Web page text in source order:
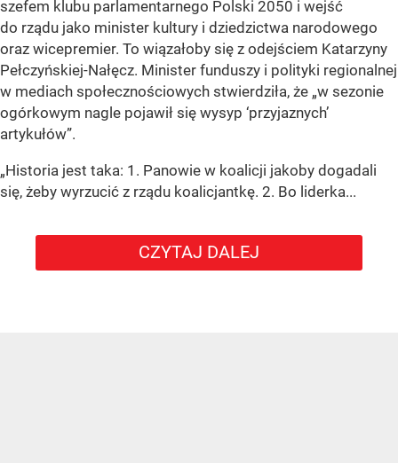
szefem klubu parlamentarnego Polski 2050 i wejść
do rządu jako minister kultury i dziedzictwa narodowego
oraz wicepremier. To wiązałoby się z odejściem Katarzyny
Pełczyńskiej-Nałęcz. Minister funduszy i polityki regionalnej
w mediach społecznościowych stwierdziła, że „w sezonie
ogórkowym nagle pojawił się wysyp ‘przyjaznych’
artykułów”.
„Historia jest taka: 1. Panowie w koalicji jakoby dogadali
się, żeby wyrzucić z rządu koalicjantkę. 2. Bo liderka...
CZYTAJ DALEJ